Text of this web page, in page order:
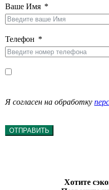
Ваше Имя
Телефон
Я согласен на обработку
ОТПРАВИТЬ
Хотите